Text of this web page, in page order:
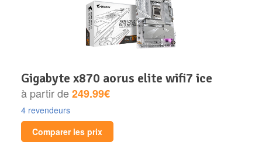
gigabyte x870 aorus elite wifi7 ice
à partir de249.99€
4 revendeurs
Comparer les prix